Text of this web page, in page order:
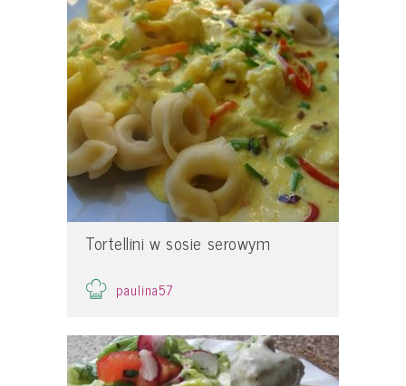
Tortellini w sosie serowym
paulina57